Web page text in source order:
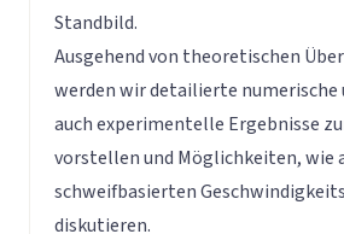
Standbild.
Ausgehend von theoretischen
werden wir detailierte
auch experimentelle Ergebnisse
vorstellen und Möglichkeiten, wie
schweifbasierten
diskutieren.